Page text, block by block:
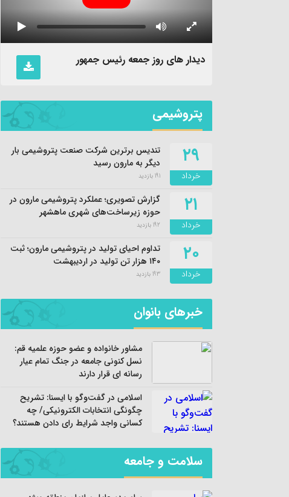
دیدار های روز جمعه رئیس جمهور
پتروشیمی
۲۹
خرداد
تندیس برترین شرکت صنعت پتروشیمی بار
دیگر به مارون رسید
191 بازدید
۲۱
خرداد
گزارش تصویری؛ عملکرد پتروشیمی مارون در
حوزه زیرساخت‌های شهری ماهشهر
192 بازدید
۲۰
خرداد
تداوم احیای تولید در پتروشیمی مارون؛ ثبت
۱۴۰ هزار تن تولید در اردیبهشت
193 بازدید
خبرهای بانوان
مشاور خانواده و عضو حوزه علمیه قم:
نسل کنونی جامعه در جنگ تمام عیار
رسانه ای قرار دارند
اسلامی در گفت‌وگو با ایسنا: تشریح
چگونگی انتخابات الکترونیکی/ چه
کسانی واجد شرایط رای دادن هستند؟
سلامت و جامعه